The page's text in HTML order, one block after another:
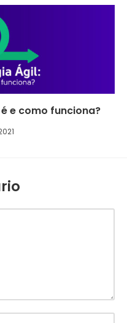
e como funciona?